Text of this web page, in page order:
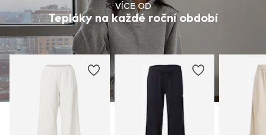
VÍCE OD
Tepláky na každé roční období